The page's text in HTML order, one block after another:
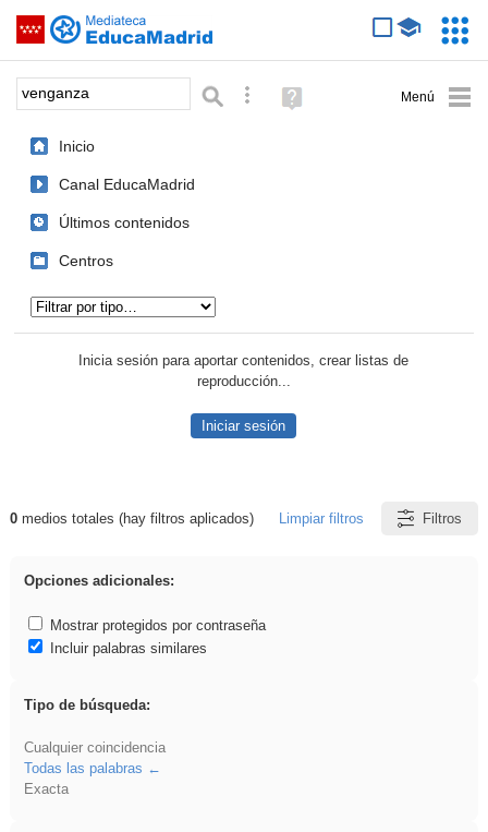
Saltar navegación
Palabra o frase: Búsqueda avanzada
Ayuda
(en
Inicio
Canal EducaMadrid
Últimos contenidos
Centros
Inicia sesión para aportar contenidos, crear listas de
reproducción...
Iniciar sesión
Resultados de: venganza
0medios totales (hay filtros aplicados) Limpiar filtros Filtros
Opciones adicionales:
Mostrar protegidos por contraseña
Incluir palabras similares
Tipo de búsqueda:
Cualquier coincidencia
Todas las palabras
Exacta